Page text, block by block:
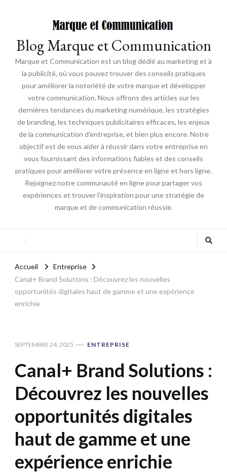
Blog Marque et Communication
Marque et Communication est un blog dédié au marketing et à
la publicité, où vous pouvez trouver des conseils pratiques
pour améliorer la notoriété de votre marque et développer
votre communication. Nous offrons des articles sur les
dernières tendances du marketing numérique, les stratégies
de branding, les techniques publicitaires efficaces, les enjeux
de la communication d'entreprise, et bien plus encore. Notre
objectif est de vous aider à réussir dans votre entreprise en
vous fournissant des informations fiables et des conseils
pratiques pour améliorer votre présence en ligne et hors ligne.
Rejoignez notre communauté en ligne pour partager vos
expériences et trouver l'inspiration pour une stratégie de
marque et de communication réussie.
Accueil
Entreprise
Canal+ Brand Solutions : Découvrez les nouvelles
opportunités digitales haut de gamme et une expérience
enrichie
SEPTEMBRE 24, 2025 ENTREPRISE
Canal+ Brand Solutions :
Découvrez les nouvelles
opportunités digitales
haut de gamme et une
expérience enrichie